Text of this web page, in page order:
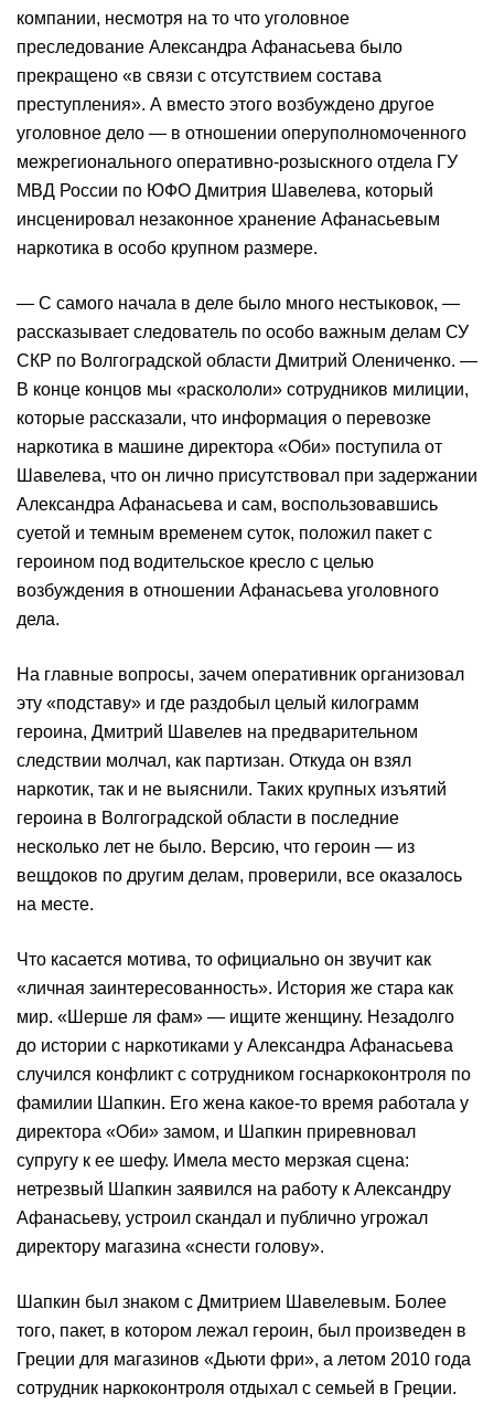
компании, несмотря на то что уголовное
преследование Александра Афанасьева было
прекращено «в связи с отсутствием состава
преступления». А вместо этого возбуждено другое
уголовное дело — в отношении оперуполномоченного
межрегионального оперативно-розыскного отдела ГУ
МВД России по ЮФО Дмитрия Шавелева, который
инсценировал незаконное хранение Афанасьевым
наркотика в особо крупном размере.
— С самого начала в деле было много нестыковок, —
рассказывает следователь по особо важным делам СУ
СКР по Волгоградской области Дмитрий Олениченко. —
В конце концов мы «раскололи» сотрудников милиции,
которые рассказали, что информация о перевозке
наркотика в машине директора «Оби» поступила от
Шавелева, что он лично присутствовал при задержании
Александра Афанасьева и сам, воспользовавшись
суетой и темным временем суток, положил пакет с
героином под водительское кресло с целью
возбуждения в отношении Афанасьева уголовного
дела.
На главные вопросы, зачем оперативник организовал
эту «подставу» и где раздобыл целый килограмм
героина, Дмитрий Шавелев на предварительном
следствии молчал, как партизан. Откуда он взял
наркотик, так и не выяснили. Таких крупных изъятий
героина в Волгоградской области в последние
несколько лет не было. Версию, что героин — из
вещдоков по другим делам, проверили, все оказалось
на месте.
Что касается мотива, то официально он звучит как
«личная заинтересованность». История же стара как
мир. «Шерше ля фам» — ищите женщину. Незадолго
до истории с наркотиками у Александра Афанасьева
случился конфликт с сотрудником госнаркоконтроля по
фамилии Шапкин. Его жена какое-то время работала у
директора «Оби» замом, и Шапкин приревновал
супругу к ее шефу. Имела место мерзкая сцена:
нетрезвый Шапкин заявился на работу к Александру
Афанасьеву, устроил скандал и публично угрожал
директору магазина «снести голову».
Шапкин был знаком с Дмитрием Шавелевым. Более
того, пакет, в котором лежал героин, был произведен в
Греции для магазинов «Дьюти фри», а летом 2010 года
сотрудник наркоконтроля отдыхал с семьей в Греции.